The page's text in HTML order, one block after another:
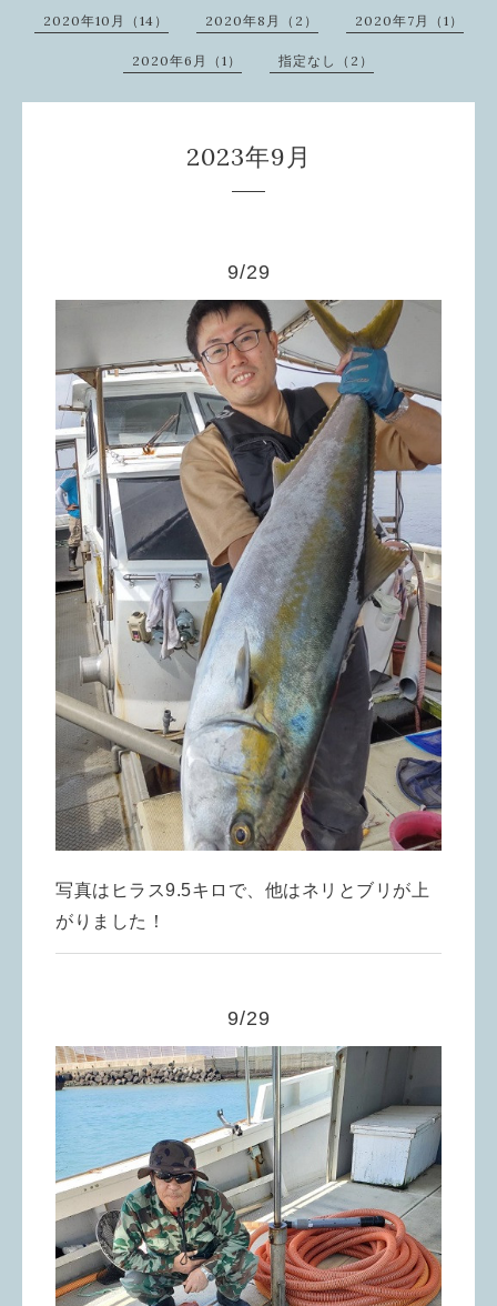
2020年10月（14） 2020年8月（2） 2020年7月（1）
2020年6月（1） 指定なし（2）
2023年9月
9/29
写真はヒラス9.5キロで、他はネリとブリが上
がりました！
9/29